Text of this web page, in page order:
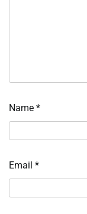
Name *
Email *